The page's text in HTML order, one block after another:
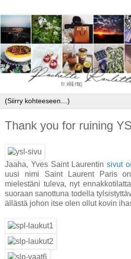
Thank you for ruining
Jaaha, Yves Saint Laurentin sivut
uusi nimi Saint Laurent Paris
mielestäni tuleva, nyt
suoraan sanottuna todella
ällästä johon itse olen ollut kovin